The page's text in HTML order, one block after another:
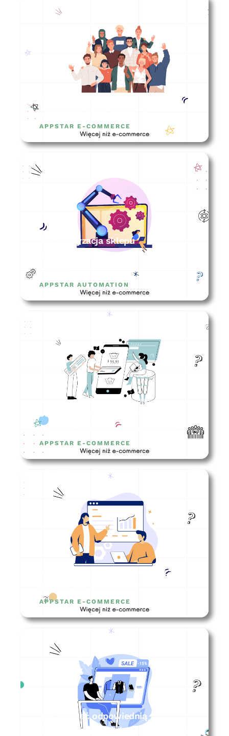
Jak zarządzać zespołem e-
APPSTAR E-COMMERCE
Automatyzacja sklepu
internetowego – o co w tym
APPSTAR AUTOMATION
Jakie kompetencje powinien
posiadać e-commerce manager?
APPSTAR E-COMMERCE
Jak stworzyć biznesplan i zacząć
APPSTAR E-COMMERCE
Jak wybrać odpowiednią
platformę sprzedażową dla sklepu